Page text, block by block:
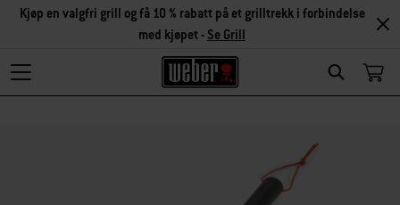
Search
Kjøp en valgfri grill og få 10 % rabatt på et grilltrekk i forbindelse
med kjøpet - Se Grill